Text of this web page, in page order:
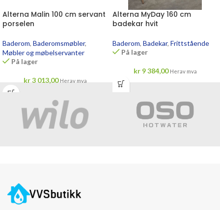
Alterna Malin 100 cm servant
porselen
Baderom, Baderomsmøbler,
Møbler og møbelservanter
På lager
kr3 013,00 Herav mva
Alterna MyDay 160 cm
badekar hvit
Baderom, Badekar, Frittstående
På lager
kr9 384,00 Herav mva